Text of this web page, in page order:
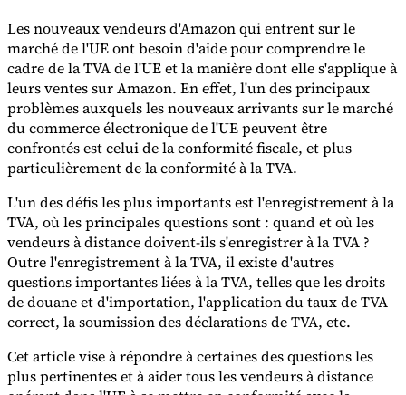
Fiscalité indirecte 101
Les nouveaux vendeurs d'Amazon qui entrent sur le
marché de l'UE ont besoin d'aide pour comprendre le
cadre de la TVA de l'UE et la manière dont elle s'applique à
leurs ventes sur Amazon. En effet, l'un des principaux
problèmes auxquels les nouveaux arrivants sur le marché
du commerce électronique de l'UE peuvent être
confrontés est celui de la conformité fiscale, et plus
particulièrement de la conformité à la TVA.
L'un des défis les plus importants est l'enregistrement à la
TVA, où les principales questions sont : quand et où les
vendeurs à distance doivent-ils s'enregistrer à la TVA ?
Outre l'enregistrement à la TVA, il existe d'autres
questions importantes liées à la TVA, telles que les droits
de douane et d'importation, l'application du taux de TVA
correct, la soumission des déclarations de TVA, etc.
Cet article vise à répondre à certaines des questions les
plus pertinentes et à aider tous les vendeurs à distance